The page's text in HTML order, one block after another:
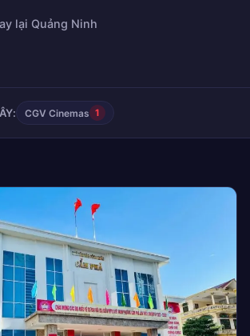
lại Quảng Ninh
CGV Cinemas 1